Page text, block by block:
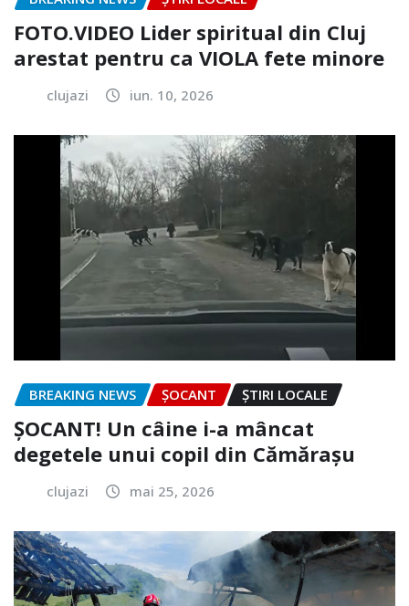
FOTO.VIDEO Lider spiritual din Cluj
arestat pentru ca VIOLA fete minore
clujazi iun. 10, 2026
BREAKING NEWS ȘOCANT ȘTIRI LOCALE
ȘOCANT! Un câine i-a mâncat
degetele unui copil din Cămărașu
clujazi mai 25, 2026